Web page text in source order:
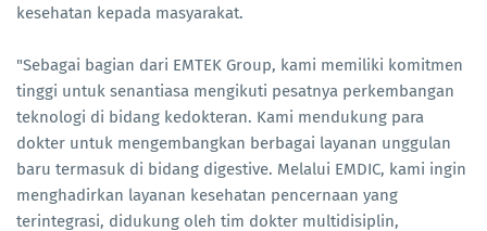
kesehatan kepada masyarakat.
"Sebagai bagian dari EMTEK Group, kami memiliki komitmen
tinggi untuk senantiasa mengikuti pesatnya perkembangan
teknologi di bidang kedokteran. Kami mendukung para
dokter untuk mengembangkan berbagai layanan unggulan
baru termasuk di bidang digestive. Melalui EMDIC, kami ingin
menghadirkan layanan kesehatan pencernaan yang
terintegrasi, didukung oleh tim dokter multidisiplin,